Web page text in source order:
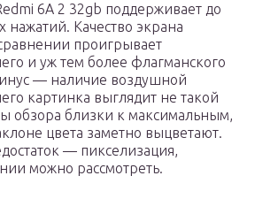
6A 2 32gb поддерживает до
Качество экрана
проигрывает
и уж тем более флагманского
— наличие воздушной
картинка выглядит не такой
обзора близки к максимальным,
цвета заметно выцветают.
— пикселизация,
можно рассмотреть.